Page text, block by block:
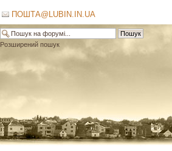
ПОШТА@LUBIN.IN.UA
Розширений пошук